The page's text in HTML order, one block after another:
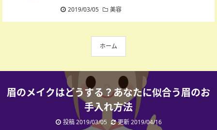
2019/03/05
美容
ホーム
眉のメイクはどうする？あなたに似合う眉のお
手入れ方法
投稿 2019/03/05
更新 2019/04/16